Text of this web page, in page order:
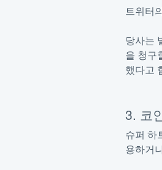
트위터
당사는
을 청구
했다고
3. 코
슈퍼 하
용하거